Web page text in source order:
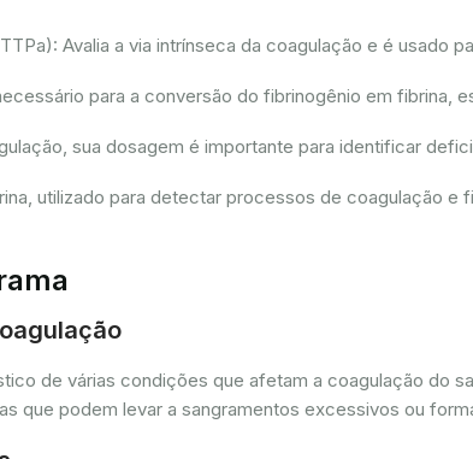
Avalia a via intrínseca da coagulação e é usado
para a conversão do fibrinogênio em fibrina,
sua dosagem é importante para identificar
utilizado para detectar processos de coagulação e
de várias condições que afetam a coagulação do
que podem levar a sangramentos excessivos ou